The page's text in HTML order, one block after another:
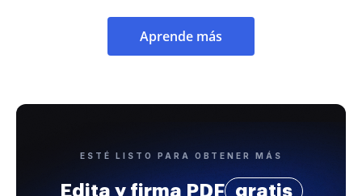
Aprende más
ESTÉ LISTO PARA OBTENER MÁS
Edita y firma PDF gratis